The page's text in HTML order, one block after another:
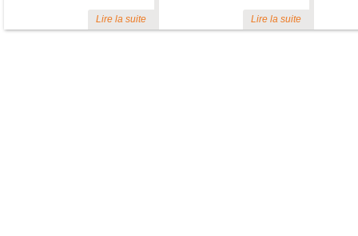
des milieux naturels et
France et ailleurs en France
Lire la suite Lire la suite